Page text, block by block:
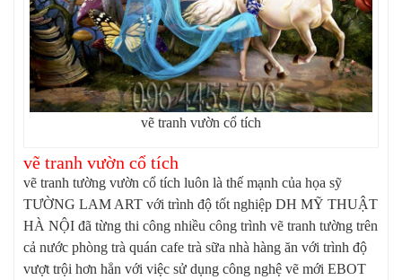
vẽ tranh vườn cổ tích
vẽ tranh vườn cổ tích
vẽ tranh tường vườn cổ tích luôn là thế mạnh của họa sỹ
TƯỜNG LAM ART với trình độ tốt nghiệp DH MỸ THUẬT
HÀ NỘI đã từng thi công nhiều công trình vẽ tranh tường trên
cả nước phòng trà quán cafe trà sữa nhà hàng ăn với trình độ
vượt trội hơn hẳn với việc sử dụng công nghệ vẽ mới EBOT